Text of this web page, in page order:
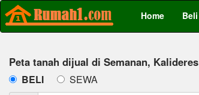
Home Beli
Peta tanah dijual di Semanan, Kalideres
BELI SEWA